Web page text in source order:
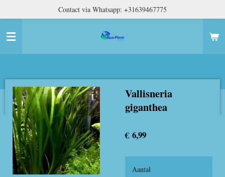
naar
hoofdinhoud
Contact via Whatsapp: +31639467775
Vallisneria
giganthea
€ 6,99
Aantal